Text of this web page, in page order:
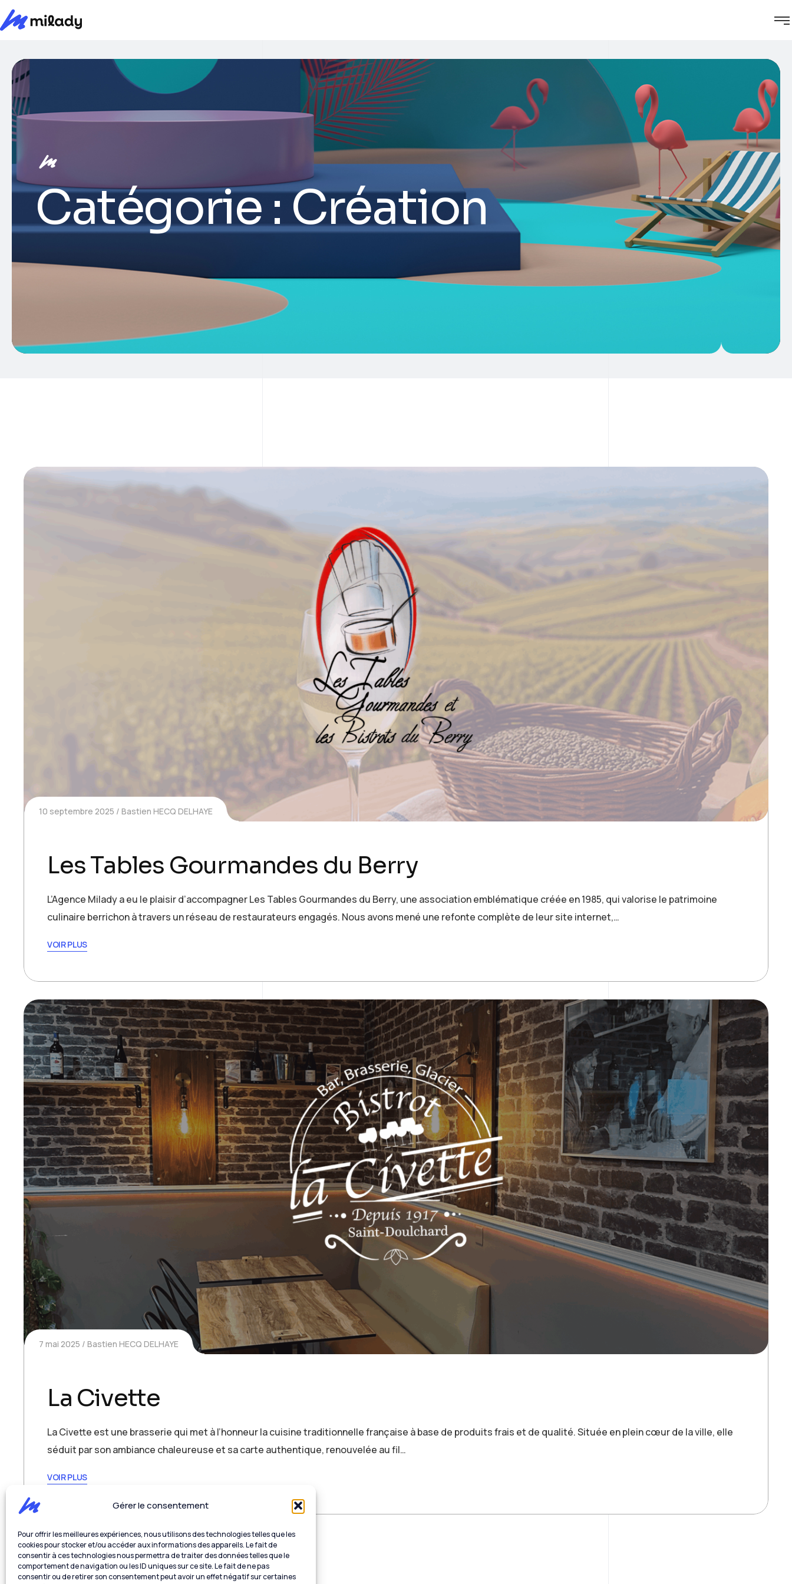
Gérer le consentement
Pour offrir les meilleures expériences, nous utilisons des technologies telles que les
cookies pour stocker et/ou accéder aux informations des appareils. Le fait de
consentir à ces technologies nous permettra de traiter des données telles que le
comportement de navigation ou les ID uniques sur ce site. Le fait de ne pas
consentir ou de retirer son consentement peut avoir un effet négatif sur certaines
Catégorie :Création
10 septembre 2025 Bastien HECQ DELHAYE
Les Tables Gourmandes du Berry
L’Agence Milady a eu le plaisir d’accompagner Les Tables Gourmandes du Berry, une association emblématique créée en 1985, qui valorise le patrimoine
culinaire berrichon à travers un réseau de restaurateurs engagés. Nous avons mené une refonte complète de leur site internet,…
VOIR PLUS
7 mai 2025 Bastien HECQ DELHAYE
La Civette
La Civette est une brasserie qui met à l’honneur la cuisine traditionnelle française à base de produits frais et de qualité. Située en plein cœur de la ville, elle
séduit par son ambiance chaleureuse et sa carte authentique, renouvelée au fil…
VOIR PLUS